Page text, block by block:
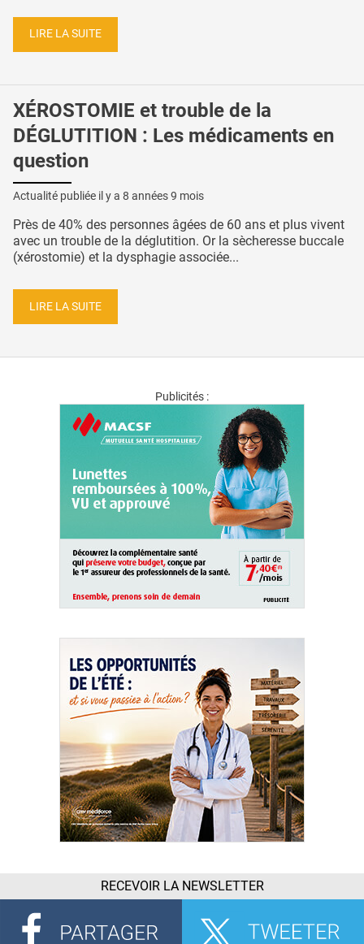
LIRE LA SUITE
XÉROSTOMIE et trouble de la
DÉGLUTITION : Les médicaments en
question
Actualité publiée il y a 8 années 9 mois
Près de 40% des personnes âgées de 60 ans et plus vivent
avec un trouble de la déglutition. Or la sècheresse buccale
(xérostomie) et la dysphagie associée...
LIRE LA SUITE
Publicités :
RECEVOIR LA NEWSLETTER